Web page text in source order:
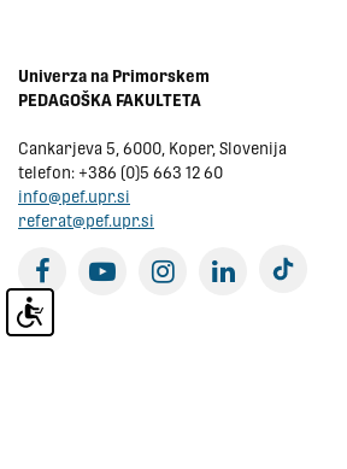
Univerza na Primorskem
PEDAGOŠKA FAKULTETA
Cankarjeva 5, 6000, Koper, Slovenija
telefon: +386 (0)5 663 12 60
info@pef.upr.si
referat@pef.upr.si
facebookyoutubeinstagramlinkedintiktok